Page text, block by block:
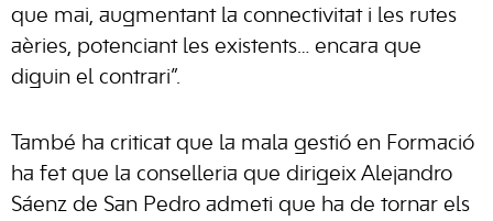
que mai, augmentant la connectivitat i les rutes
aèries, potenciant les existents… encara que
diguin el contrari”.
També ha criticat que la mala gestió en Formació
ha fet que la conselleria que dirigeix Alejandro
Sáenz de San Pedro admeti que ha de tornar els